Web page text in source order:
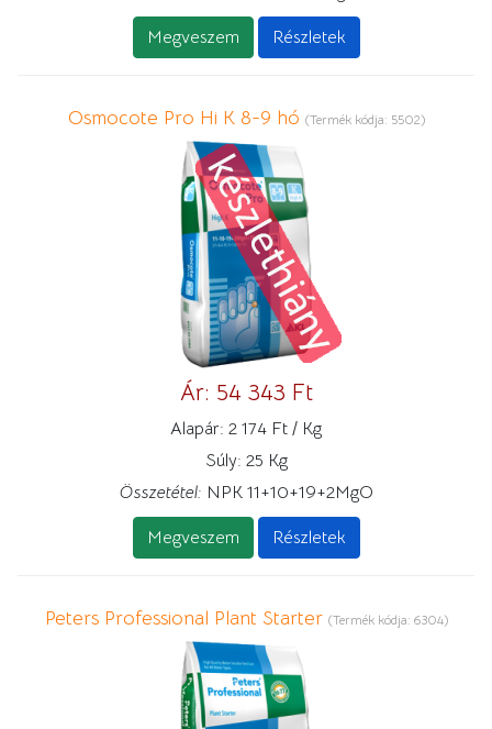
Megveszem Részletek
Osmocote Pro Hi K 8-9 hó (Termék kódja: 5502)
Ár: 54 343 Ft
Alapár: 2 174 Ft / Kg
Súly: 25 Kg
Összetétel: NPK 11+10+19+2MgO
Megveszem Részletek
Peters Professional Plant Starter (Termék kódja: 6304)